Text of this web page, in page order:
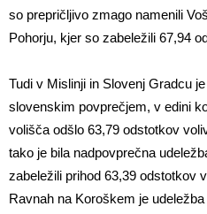
so prepričljivo zmago namenili
Pohorju, kjer so zabeležili 67,94
Tudi v Mislinji in Slovenj Gradcu
slovenskim povprečjem, v edini
volišča odšlo 63,79 odstotkov
tako je bila nadpovprečna
zabeležili prihod 63,39 odstotkov
Ravnah na Koroškem je